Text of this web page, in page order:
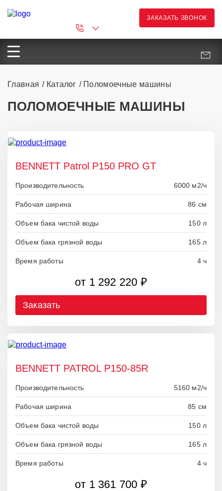
ЗАКАЗАТЬ ЗВОНОК
Главная Каталог Поломоечные машины
ПОЛОМОЕЧНЫЕ МАШИНЫ
BENNETT Patrol P150 PRO GT
Производительность 6000 м2/ч
Рабочая ширина 86 см
Объем бака чистой воды 150 л
Объем бака грязной воды 165 л
Время работы 4 ч
от 1 292 220 ₽
Заказать
BENNETT PATROL P150-85R
Производительность 5160 м2/ч
Рабочая ширина 85 см
Объем бака чистой воды 150 л
Объем бака грязной воды 165 л
Время работы 4 ч
от 1 361 700 ₽